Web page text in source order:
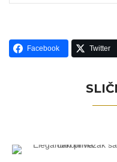
Facebook Twitter